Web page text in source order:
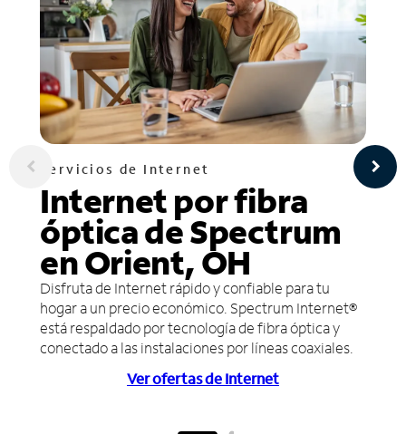
Servicios de Internet
Internet por fibra
óptica de Spectrum
en Orient, OH
Disfruta de Internet rápido y confiable para tu
hogar a un precio económico. Spectrum Internet®
está respaldado por tecnología de fibra óptica y
conectado a las instalaciones por líneas coaxiales.
Ver ofertas de Internet